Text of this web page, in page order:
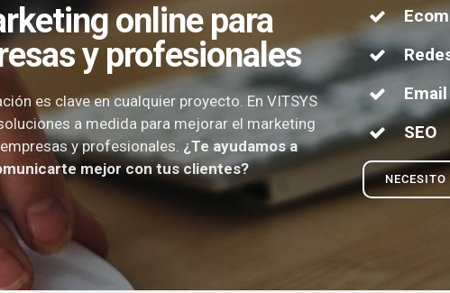
online para
y profesionales
es clave en cualquier proyecto. En VITSYS
a medida para mejorar el marketing
y profesionales. ¿Te ayudamos a
mejor con tus clientes?
SEO
NECESITO